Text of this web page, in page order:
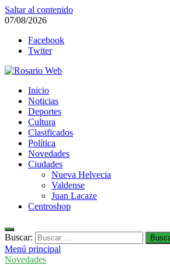
Saltar al contenido
07/08/2026
Facebook
Twiter
Rosario Web
Todas la noticias de Rosario y la zona
Inicio
Noticias
Deportes
Cultura
Clasificados
Política
Novedades
Ciudades
Nueva Helvecia
Valdense
Juan Lacaze
Centroshop
Buscar:
Menú principal
Novedades